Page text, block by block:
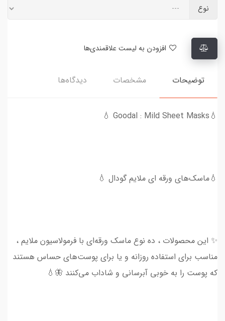
نوع
توضیحات مشخصات دیدگاه‌ها
💧Goodal : Mild Sheet Masks 💧
💧ماسک‌های ورقه ای ملایم گودال 💧
✨ این محصولات ، ده نوع ماسک‌ ورقه‌ای با فرمولاسیون ملایم ،
مناسب برای استفاده روزانه و یا برای پوست‌های حساس هستند
که پوست‌ را به خوبی آبرسانی و شاداب می‌کنند 🦋💧